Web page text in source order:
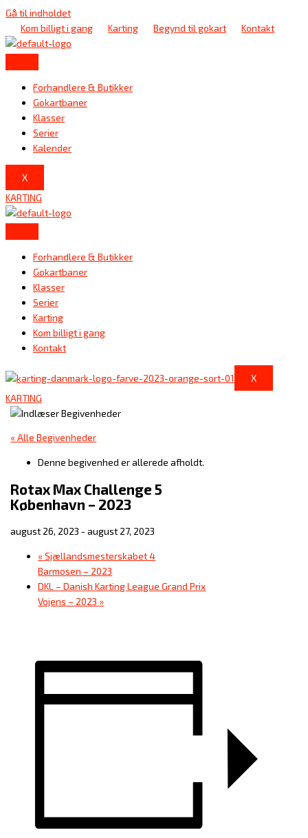
Gå til indholdet
Kom billigt i gang
Karting Begynd til gokart Kontakt
Forhandlere & Butikker
Gokartbaner
Klasser
Serier
Kalender
X
KARTING
Forhandlere & Butikker
Gokartbaner
Klasser
Serier
Karting
Kom billigt i gang
Kontakt
X
KARTING
« Alle Begivenheder
Denne begivenhed er allerede afholdt.
Rotax Max Challenge 5
København – 2023
august 26, 2023 -august 27, 2023
« Sjællandsmesterskabet 4
Barmosen – 2023
DKL – Danish Karting League Grand Prix
Vojens – 2023 »